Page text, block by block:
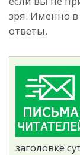
зря. Именно в
ответы.
заголовке